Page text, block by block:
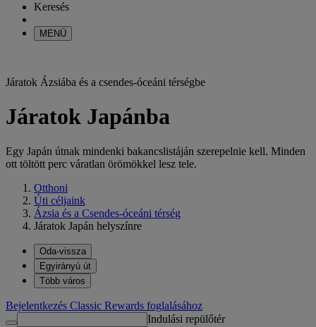
Keresés
MENÜ
Járatok Ázsiába és a csendes-óceáni térségbe
Járatok Japánba
Egy Japán útnak mindenki bakancslistáján szerepelnie kell. Minden
ott töltött perc váratlan örömökkel lesz tele.
Otthoni
Úti céljaink
Ázsia és a Csendes-óceáni térség
Járatok Japán helyszínre
Oda-vissza
Egyirányú út
Több város
Bejelentkezés Classic Rewards foglalásához
Indulási repülőtér